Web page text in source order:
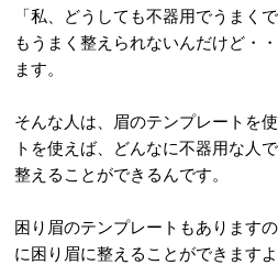
「私、どうしても不器用でうまく
もうまく整えられないんだけど・
ます。
そんな人は、眉のテンプレートを
トを使えば、どんなに不器用な人
整えることができるんです。
困り眉のテンプレートもあります
に困り眉に整えることができますよ